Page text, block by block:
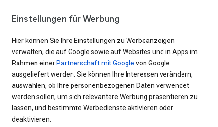
Einstellungen für Werbung
Hier können Sie Ihre Einstellungen zu Werbeanzeigen
verwalten, die auf Google sowie auf Websites und in Apps im
Rahmen einer Partnerschaft mit Google von Google
ausgeliefert werden. Sie können Ihre Interessen verändern,
auswählen, ob Ihre personenbezogenen Daten verwendet
werden sollen, um sich relevantere Werbung präsentieren zu
lassen, und bestimmte Werbedienste aktivieren oder
deaktivieren.